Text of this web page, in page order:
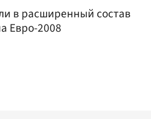
в расширенный состав
Евро-2008